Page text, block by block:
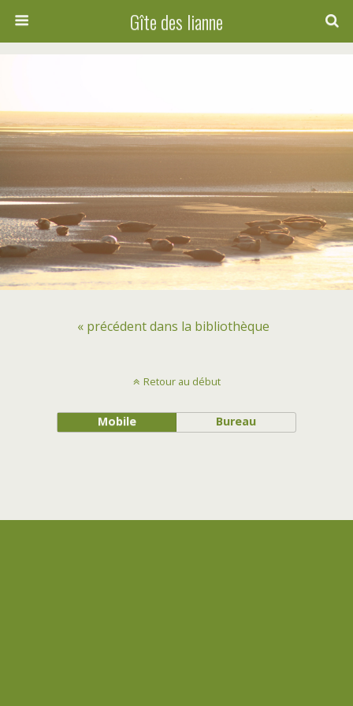
Gîte des lianne
« précédent dans la bibliothèque
Retour au début
Mobile Bureau